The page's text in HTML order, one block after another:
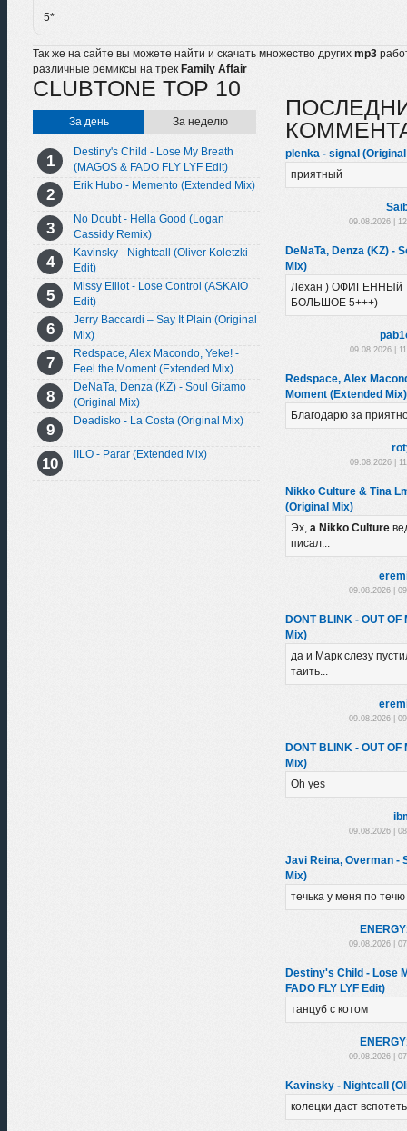
5*
Так же на сайте вы можете найти и скачать множество других mp3
различные ремиксы на трек Family Affair
CLUBTONE TOP 10
За день За неделю
Destiny's Child - Lose My Breath
(MAGOS & FADO FLY LYF Edit)
Erik Hubo - Memento (Extended Mix)
No Doubt - Hella Good (Logan
Cassidy Remix)
Kavinsky - Nightcall (Oliver Koletzki
Edit)
Missy Elliot - Lose Control (ASKAIO
Edit)
Jerry Baccardi – Say It Plain (Original
Mix)
Redspace, Alex Macondo, Yeke! -
Feel the Moment (Extended Mix)
DeNaTa, Denza (KZ) - Soul Gitamo
(Original Mix)
Deadisko - La Costa (Original Mix)
IILO - Parar (Extended Mix)
plenka - signal
приятный
09.08.2026 |
DeNaTa, Denza (KZ) -
Mix)
Лёхан ) ОФИГЕННЫй
БОЛЬШОЕ 5+++)
09.08.2026 |
Redspace, Alex
Moment (Extended Mix)
Благодарю за
09.08.2026 |
Nikko Culture & Tina
(Original Mix)
Эх, а Nikko Culture
писал...
09.08.2026 |
DONT BLINK - OUT
Mix)
да и Марк слезу
таить...
09.08.2026 |
DONT BLINK - OUT
Mix)
Oh yes
09.08.2026 |
Javi Reina, Overman -
Mix)
течька у меня по течю
09.08.2026 |
Destiny's Child - Lose
FADO FLY LYF Edit)
танцуб с котом
09.08.2026 |
Kavinsky - Nightcall
колецки даст вспотеть